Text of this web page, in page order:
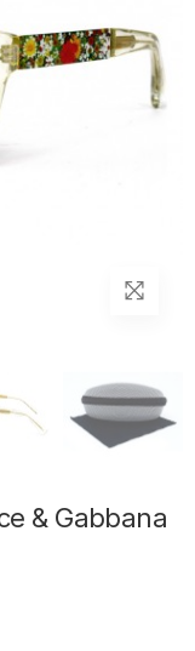
& Gabbana